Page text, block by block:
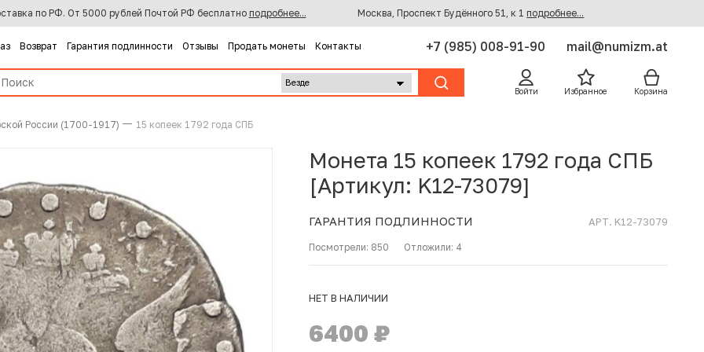
по РФ. От 5000 рублей Почтой РФ бесплатно подробнее... Москва, Проспект Будённого 51, к 1 подробнее...
Возврат Гарантия подлинности Отзывы Продать монеты Контакты +7 (985) 008-91-90 mail@numizm.at
Войти Избранное Корзина
России (1700-1917) 15 копеек 1792 года СПБ
Монета 15 копеек 1792 года СПБ
[Артикул: K12-73079]
ГАРАНТИЯ ПОДЛИННОСТИ АРТ. K12-73079
Посмотрели: 850 Отложили: 4
НЕТ В НАЛИЧИИ
6400₽